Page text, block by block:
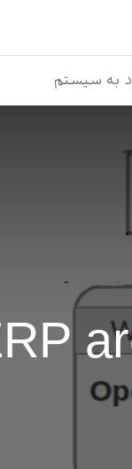
به سیستم